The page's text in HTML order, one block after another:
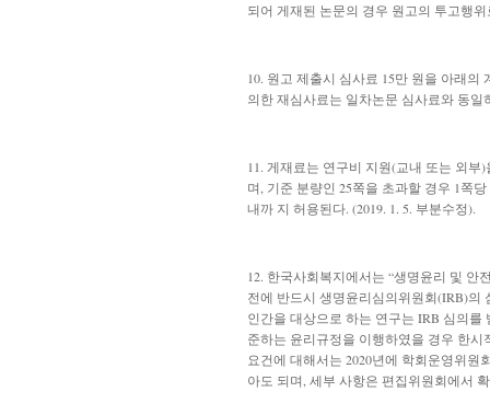
되어 게재된 논문의 경우 원고의 투고행
10. 원고 제출시 심사료 15만 원을 아래
의한 재심사료는 일차논문 심사료와 동일
11. 게재료는 연구비 지원(교내 또는 외부
며, 기준 분량인 25쪽을 초과할 경우 1쪽
내까 지 허용된다. (2019. 1. 5. 부분수정).
12. 한국사회복지에서는 “생명윤리 및 안
전에 반드시 생명윤리심의위원회(IRB)의
인간을 대상으로 하는 연구는 IRB 심의
준하는 윤리규정을 이행하였을 경우 한
요건에 대해서는 2020년에 학회운영위
아도 되며, 세부 사항은 편집위원회에서